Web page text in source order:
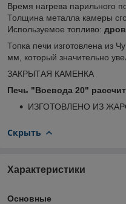
Время нагрева парильного
Толщина металла камеры
Используемое топливо:
Топка печи изготовлена из
мм, который значительно
ЗАКРЫТАЯ КАМЕНКА
Печь "Воевода 20"
ИЗГОТОВЛЕНО ИЗ
Скрыть
Характеристики
Основные